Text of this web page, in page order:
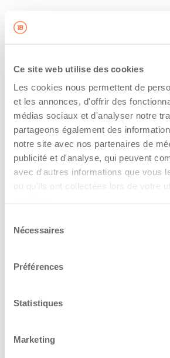
Ce site web utilise des cookies
Les cookies nous permettent de
et les annonces, d'offrir des
médias sociaux et d'analyser notre
partageons également des
notre site avec nos partenaires de
publicité et d'analyse, qui peuvent
avec d'autres informations que vous
ou qu'ils ont collectées lors de votre
Nécessaires
Préférences
Statistiques
Marketing